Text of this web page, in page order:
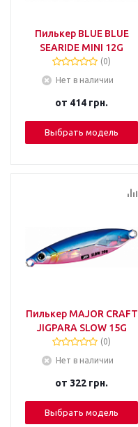
Пилькер BLUE BLUE
SEARIDE MINI 12G
(0)
Нет в наличии
от 414 грн.
Выбрать модель
Пилькер MAJOR CRAFT
JIGPARA SLOW 15G
(0)
Нет в наличии
от 322 грн.
Выбрать модель